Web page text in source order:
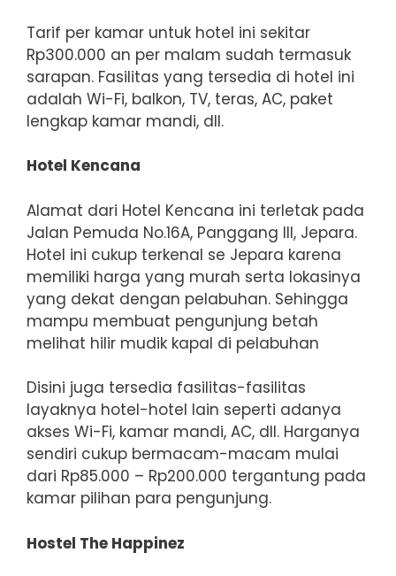
Tarif per kamar untuk hotel ini sekitar
Rp300.000 an per malam sudah termasuk
sarapan. Fasilitas yang tersedia di hotel ini
adalah Wi-Fi, balkon, TV, teras, AC, paket
lengkap kamar mandi, dll.
Hotel Kencana
Alamat dari Hotel Kencana ini terletak pada
Jalan Pemuda No.16A, Panggang III, Jepara.
Hotel ini cukup terkenal se Jepara karena
memiliki harga yang murah serta lokasinya
yang dekat dengan pelabuhan. Sehingga
mampu membuat pengunjung betah
melihat hilir mudik kapal di pelabuhan
Disini juga tersedia fasilitas-fasilitas
layaknya hotel-hotel lain seperti adanya
akses Wi-Fi, kamar mandi, AC, dll. Harganya
sendiri cukup bermacam-macam mulai
dari Rp85.000 – Rp200.000 tergantung pada
kamar pilihan para pengunjung.
Hostel The Happinez